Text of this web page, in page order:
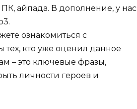
айпада. В дополнение, у нас
ознакомиться с
тех, кто уже оценил данное
– это ключевые фразы,
личности героев и